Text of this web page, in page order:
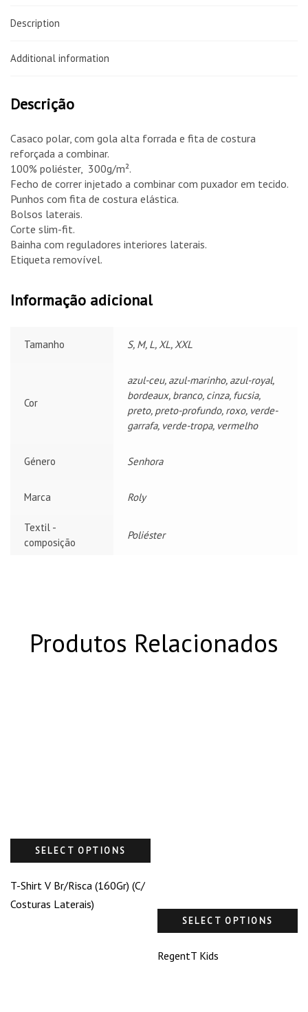
Description
Additional information
Descrição
Casaco polar, com gola alta forrada e fita de costura
reforçada a combinar.
100% poliéster, 300g/m².
Fecho de correr injetado a combinar com puxador em tecido.
Punhos com fita de costura elástica.
Bolsos laterais.
Corte slim-fit.
Bainha com reguladores interiores laterais.
Etiqueta removível.
Informação adicional
Tamanho S, M, L, XL, XXL
Cor
azul-ceu, azul-marinho, azul-royal,
bordeaux, branco, cinza, fucsia,
preto, preto-profundo, roxo, verde-
garrafa, verde-tropa, vermelho
Género Senhora
Marca Roly
Textil -
composição
Poliéster
Produtos Relacionados
SELECT OPTIONS
T-Shirt V Br/Risca (160Gr) (C/
Costuras Laterais)
SELECT OPTIONS
RegentT Kids